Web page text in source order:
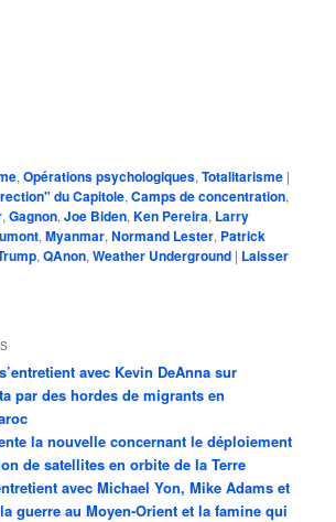
,Opérations psychologiques,Totalitarisme |
du Capitole,Camps de concentration,
,Gagnon,Joe Biden,Ken Pereira, Larry
,Myanmar,Normand Lester, Patrick
,QAnon,Weather Underground | Laisser
avec Kevin DeAnna sur
par des hordes de migrants en
la nouvelle concernant le déploiement
de satellites en orbite de la Terre
avec Michael Yon, Mike Adams et
guerre au Moyen-Orient et la famine qui